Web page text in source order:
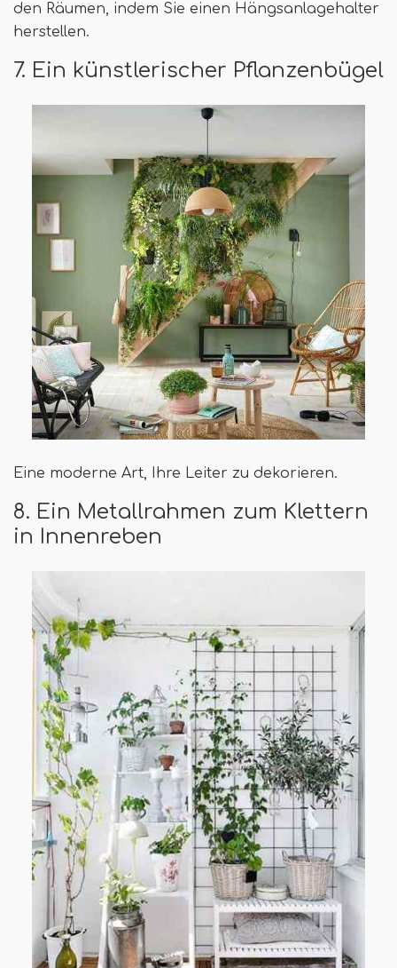
den Räumen, indem Sie einen Hängsanlagehalter
herstellen.
7. Ein künstlerischer Pflanzenbügel
Eine moderne Art, Ihre Leiter zu dekorieren.
8. Ein Metallrahmen zum Klettern
in Innenreben